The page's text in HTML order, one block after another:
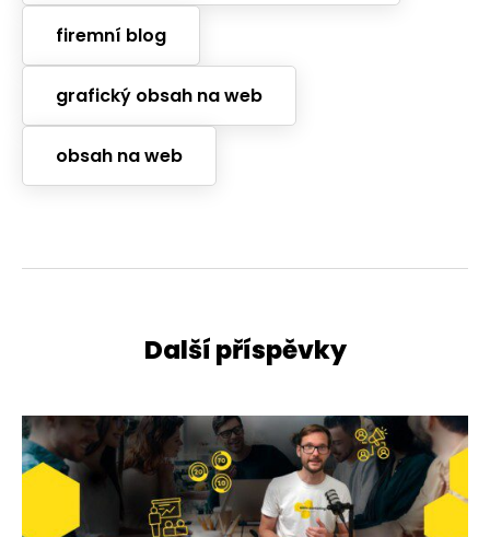
firemní blog
grafický obsah na web
obsah na web
Další příspěvky